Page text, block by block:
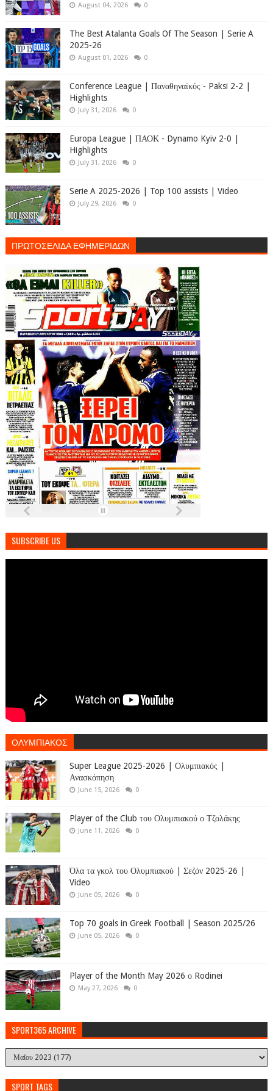
August 04, 2026 0
The Best Atalanta Goals Of The Season | Serie A
2025-26
August 01, 2026 0
Conference League | Παναθηναϊκός - Paksi 2-2 |
Highlights
July 31, 2026 0
Europa League | ΠΑΟΚ - Dynamo Kyiv 2-0 |
Highlights
July 31, 2026 0
Serie A 2025-2026 | Top 100 assists | Video
July 29, 2026 0
ΠΡΩΤΟΣΕΛΙΔΑ ΕΦΗΜΕΡΙΔΩΝ
SUBSCRIBE US
ΟΛΥΜΠΙΑΚΟΣ
Super League 2025-2026 | Ολυμπιακός |
Ανασκόπηση
June 15, 2026 0
Player of the Club του Ολυμπιακού ο Τζολάκης
June 11, 2026 0
Όλα τα γκολ του Ολυμπιακού | Σεζόν 2025-26 |
Video
June 05, 2026 0
Top 70 goals in Greek Football | Season 2025/26
June 05, 2026 0
Player of the Month May 2026 ο Rodinei
May 27, 2026 0
SPORT365 ARCHIVE
SPORT TAGS